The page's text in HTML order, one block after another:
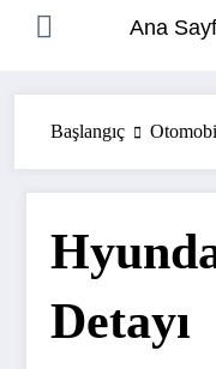
Ana
Başlangıç
Detayı